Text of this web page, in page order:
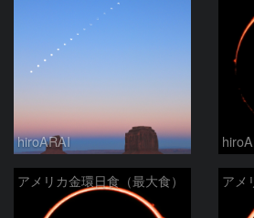
hiroARAI
アメリカ金環日食（最大食）